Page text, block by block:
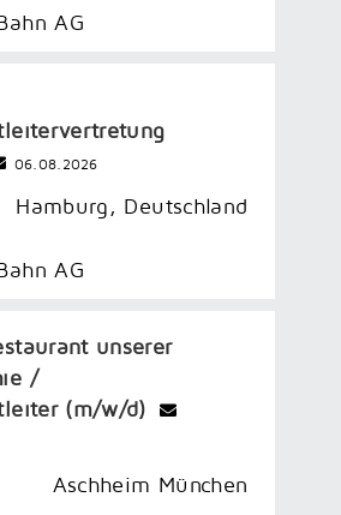
AG
06.08.2026
Hamburg, Deutschland
AG
unserer
/
(m/w/d)
Aschheim München